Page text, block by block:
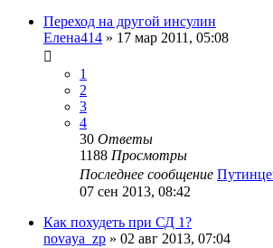
Переход на другой инсулин
Елена414 » 17 мар 2011, 05:08
1
2
3
4
30 Ответы
1188 Просмотры
Последнее сообщение
07 сен 2013, 08:42
Как похудеть при СД 1?
novaya_zp » 02 авг 2013, 07:04